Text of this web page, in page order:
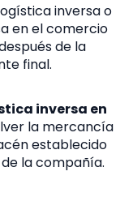
inversao
en el comercio
de la
final.
inversa en
la mercancía
establecido
la compañía.